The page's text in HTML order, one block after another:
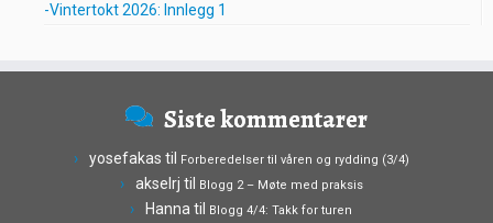
-Vintertokt 2026: Innlegg 1
Siste kommentarer
yosefakas til Forberedelser til våren og rydding (3/4)
akselrj til Blogg 2 – Møte med praksis
Hanna til Blogg 4/4: Takk for turen